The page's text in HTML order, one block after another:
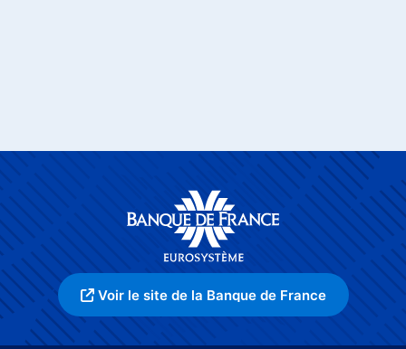
Voir le site de la Banque de France